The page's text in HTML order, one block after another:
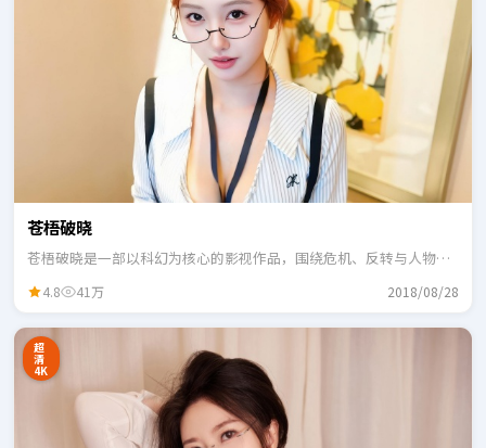
苍梧破晓
苍梧破晓是一部以科幻为核心的影视作品，围绕危机、反转与人物成
4.8 41万 2018/08/28
超
清
4K